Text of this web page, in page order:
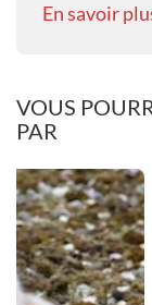
Vetmeduni
En savoir
VOUS
PAR